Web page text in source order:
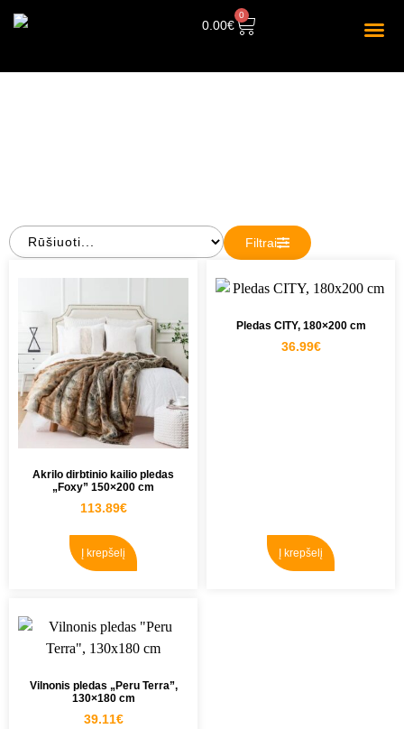
0.00€
0
Filtrai
Akrilo dirbtinio kailio pledas
„Foxy” 150×200 cm
113.89€
Į krepšelį
Pledas CITY, 180×200 cm
36.99€
Į krepšelį
Vilnonis pledas „Peru Terra”,
130×180 cm
39.11€